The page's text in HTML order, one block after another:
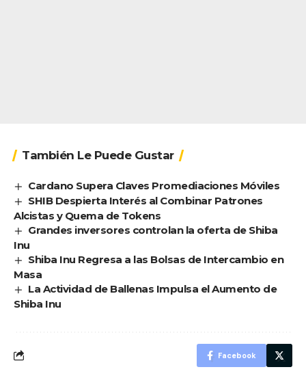
También Le Puede Gustar
Cardano Supera Claves Promediaciones Móviles
SHIB Despierta Interés al Combinar Patrones
Alcistas y Quema de Tokens
Grandes inversores controlan la oferta de Shiba
Inu
Shiba Inu Regresa a las Bolsas de Intercambio en
Masa
La Actividad de Ballenas Impulsa el Aumento de
Shiba Inu
Facebook